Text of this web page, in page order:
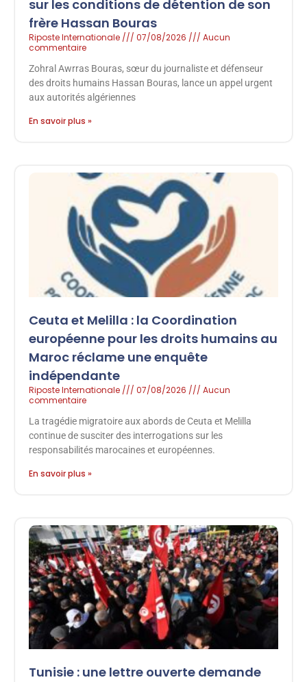
sur les conditions de détention de son
frère Hassan Bouras
Riposte Internationale 07/08/2026
Aucun
commentaire
Zohral Awrras Bouras, sœur du journaliste et défenseur
des droits humains Hassan Bouras, lance un appel urgent
aux autorités algériennes
En savoir plus »
Ceuta et Melilla : la Coordination
européenne pour les droits humains au
Maroc réclame une enquête
indépendante
Riposte Internationale 07/08/2026
Aucun
commentaire
La tragédie migratoire aux abords de Ceuta et Melilla
continue de susciter des interrogations sur les
responsabilités marocaines et européennes.
En savoir plus »
Tunisie : une lettre ouverte demande